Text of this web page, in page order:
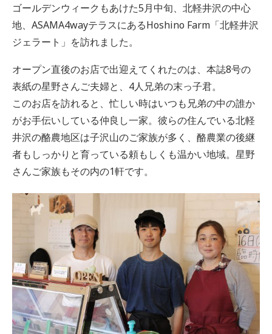
ゴールデンウィークもあけた5月中旬、北軽井沢の中心
地、ASAMA4wayテラスにあるHoshino Farm「北軽井沢
ジェラート」を訪れました。
オープン直後のお店で出迎えてくれたのは、本誌8号の
表紙の星野さんご夫婦と、4人兄弟の末っ子君。
このお店を訪れると、忙しい時はいつも兄弟の中の誰か
がお手伝いしている仲良し一家。彼らの住んでいる北軽
井沢の酪農地区は子沢山のご家族が多く、酪農業の後継
者もしっかりと育っている頼もしくも温かい地域。星野
さんご家族もその内の1軒です。